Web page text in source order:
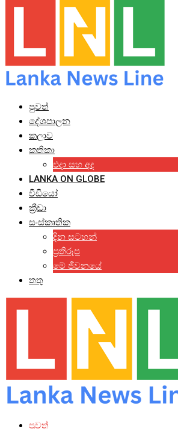
පුවත්
දේශපාලන
කලාව
කතිකා
එදා සහ අද
LANKA ON GLOBE
වීඩියෝ
ක්‍රීඩා
සංස්කෘතික
දින සටහන්
ප්‍රතිරූප
මේ ජීවනයේ
තතු
පුවත්